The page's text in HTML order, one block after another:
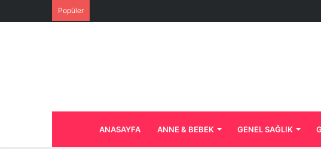
Popüler
ANASAYFA ANNE & BEBEK GENEL SAĞLIK